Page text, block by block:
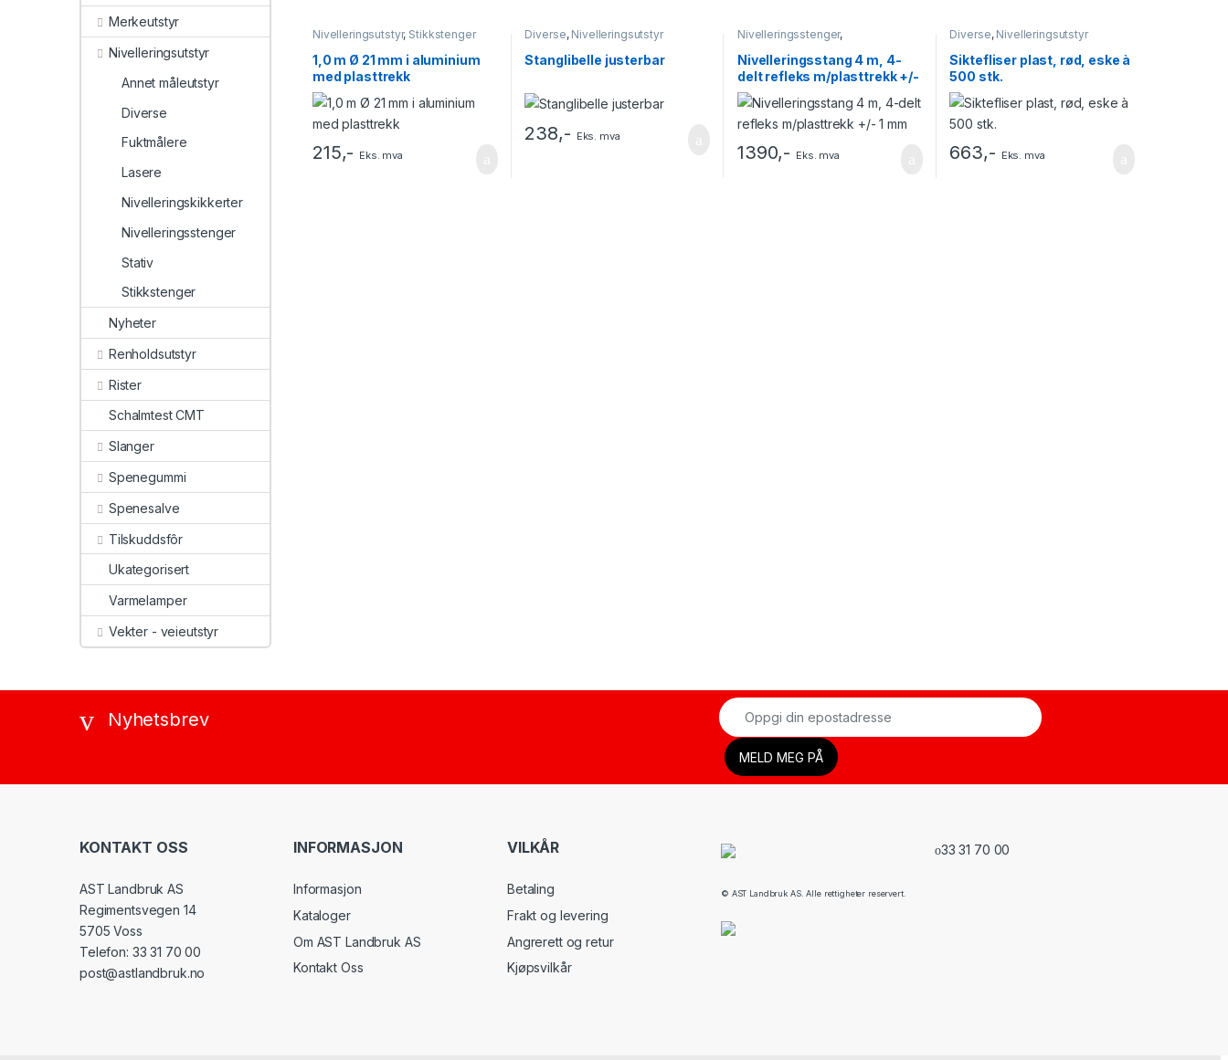
Nivelleringsutstyr, Stikkstenger
1,0 m Ø 21 mm i aluminium
med plasttrekk
215,- Eks. mva
Diverse, Nivelleringsutstyr
Stanglibelle justerbar
238,- Eks. mva
Nivelleringsstenger,
Nivelleringsutstyr
Nivelleringsstang 4 m, 4-
delt refleks m/plasttrekk +/-
1 mm
1390,- Eks. mva
Diverse, Nivelleringsutstyr
Siktefliser plast, rød, eske à
500 stk.
663,- Eks. mva
Merkeutstyr
Nivelleringsutstyr
Annet måleutstyr
Diverse
Fuktmålere
Lasere
Nivelleringskikkerter
Nivelleringsstenger
Stativ
Stikkstenger
Nyheter
Renholdsutstyr
Rister
Schalmtest CMT
Slanger
Spenegummi
Spenesalve
Tilskuddsfôr
Ukategorisert
Varmelamper
Vekter - veieutstyr
Nyhetsbrev
KONTAKT OSS
AST Landbruk AS
Regimentsvegen 14
5705 Voss
Telefon: 33 31 70 00
post@astlandbruk.no
INFORMASJON
Informasjon
Kataloger
Om AST Landbruk AS
Kontakt Oss
VILKÅR
Betaling
Frakt og levering
Angrerett og retur
Kjøpsvilkår
© AST Landbruk AS. Alle rettigheter reservert.
33 31 70 00